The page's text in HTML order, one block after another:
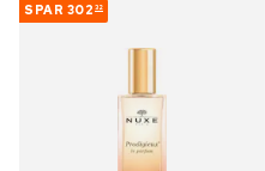
SPAR 302 32